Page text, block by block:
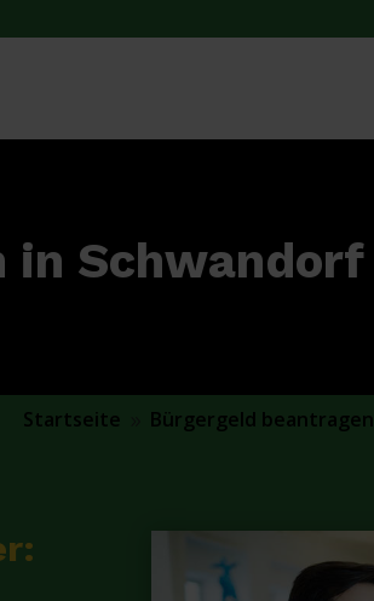
in Schwandorf
Startseite Bürgergeld beantragen